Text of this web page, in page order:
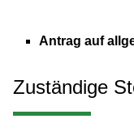
Antrag auf
Zuständige